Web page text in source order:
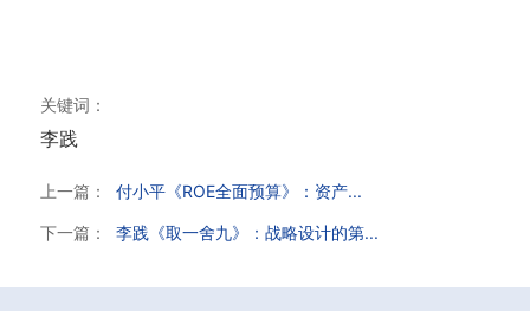
关键词：
李践
上一篇： 付小平《ROE全面预算》：资产...
下一篇： 李践《取一舍九》：战略设计的第...